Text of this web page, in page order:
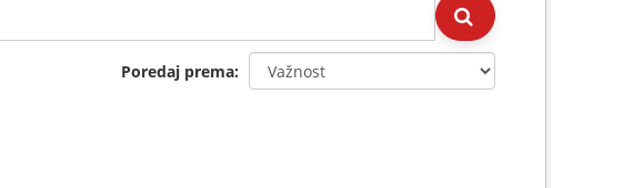
Poredaj prema